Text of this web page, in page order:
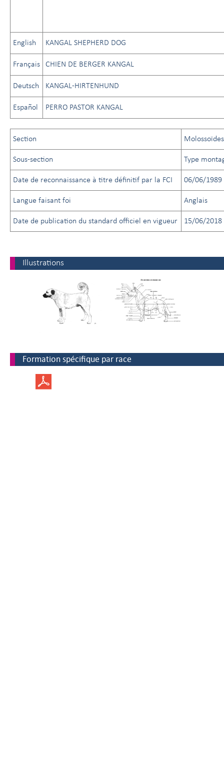
English KANGAL SHEPHERD DOG
Français CHIEN DE BERGER KANGAL
Deutsch KANGAL-HIRTENHUND
Español PERRO PASTOR KANGAL
Section Molossoïdes
Sous-section Type
Date de reconnaissance à titre définitif par la FCI 06/06/1989
Langue faisant foi Anglais
Date de publication du standard officiel en vigueur 15/06/2018
Illustrations
Formation spécifique par race